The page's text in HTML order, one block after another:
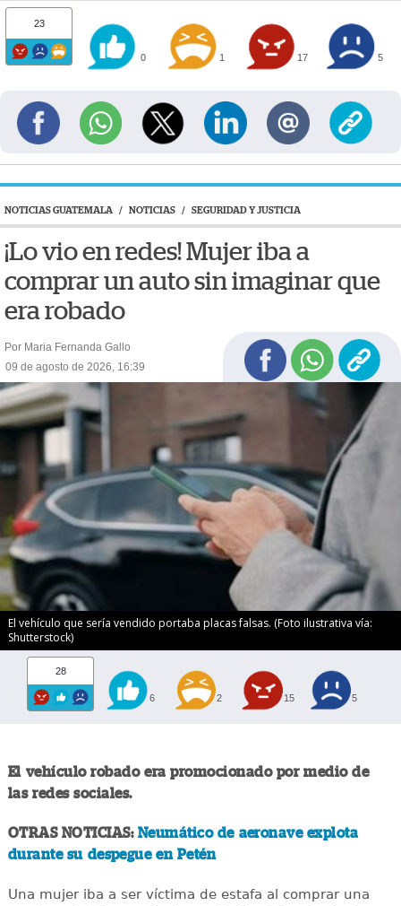
23
0 1 17 5
NOTICIAS GUATEMALA / NOTICIAS / SEGURIDAD Y JUSTICIA
¡Lo vio en redes! Mujer iba a
comprar un auto sin imaginar que
era robado
Por Maria Fernanda Gallo
09 de agosto de 2026, 16:39
El vehículo que sería vendido portaba placas falsas. (Foto ilustrativa vía:
Shutterstock)
28
6 2 15 5
El vehículo robado era promocionado por medio de
las redes sociales.
OTRAS NOTICIAS:Neumático de aeronave explota
durante su despegue en Petén
Una mujer iba a ser víctima de estafa al comprar una